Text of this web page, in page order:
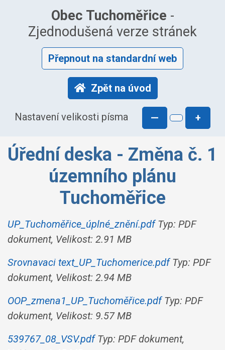
Obec Tuchoměřice -
Zjednodušená verze stránek
Přepnout na standardní web
Zpět na úvod
Nastavení velikosti písma — +
Úřední deska - Změna č. 1
územního plánu
Tuchoměřice
UP_Tuchoměřice_úplné_znění.pdfTyp: PDF
dokument, Velikost: 2.91 MB
Srovnavaci text_UP_Tuchomerice.pdfTyp: PDF
dokument, Velikost: 2.94 MB
OOP_zmena1_UP_Tuchoměřice.pdfTyp: PDF
dokument, Velikost: 9.57 MB
539767_08_VSV.pdfTyp: PDF dokument,